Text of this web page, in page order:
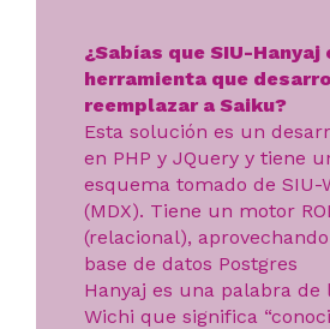
¿Sabías que SIU-Hanyaj
herramienta que
reemplazar a Saiku?
Esta solución es un
en PHP y JQuery y tiene
esquema tomado de SIU-
(MDX). Tiene un motor
(relacional),
base de datos Postgres
Hanyaj es una palabra de
Wichi que significa